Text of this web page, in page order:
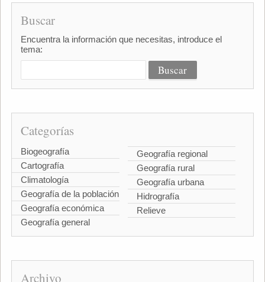
Buscar
Encuentra la información que necesitas, introduce el
tema:
Categorías
Biogeografía
Cartografía
Climatología
Geografía de la población
Geografía económica
Geografía general
Geografía regional
Geografía rural
Geografía urbana
Hidrografía
Relieve
Archivo